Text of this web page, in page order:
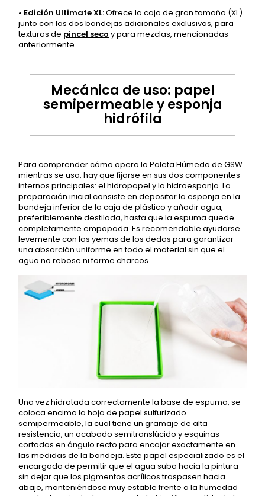
• Edición Ultimate XL:Ofrece la caja de gran tamaño (XL)
junto con las dos bandejas adicionales exclusivas, para
texturas de pincel seco y para mezclas, mencionadas
anteriormente.
Mecánica de uso: papel
semipermeable y esponja
hidrófila
Para comprender cómo opera la Paleta Húmeda de GSW
mientras se usa, hay que fijarse en sus dos componentes
internos principales: el hidropapel y la hidroesponja. La
preparación inicial consiste en depositar la esponja en la
bandeja inferior de la caja de plástico y añadir agua,
preferiblemente destilada, hasta que la espuma quede
completamente empapada. Es recomendable ayudarse
levemente con las yemas de los dedos para garantizar
una absorción uniforme en todo el material sin que el
agua no rebose ni forme charcos.
Una vez hidratada correctamente la base de espuma, se
coloca encima la hoja de papel sulfurizado
semipermeable, la cual tiene un gramaje de alta
resistencia, un acabado semitranslúcido y esquinas
cortadas en ángulo recto para encajar exactamente en
las medidas de la bandeja. Este papel especializado es el
encargado de permitir que el agua suba hacia la pintura
sin dejar que los pigmentos acrílicos traspasen hacia
abajo, manteniéndose muy estable frente a la humedad